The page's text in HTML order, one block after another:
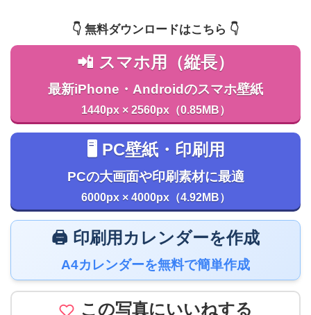
👇️ 無料ダウンロードはこちら 👇️
📲 スマホ用（縦長）
最新iPhone・Androidのスマホ壁紙
1440px × 2560px（0.85MB）
🖥️ PC壁紙・印刷用
PCの大画面や印刷素材に最適
6000px × 4000px（4.92MB）
🖨️ 印刷用カレンダーを作成
A4カレンダーを無料で簡単作成
この写真にいいねする